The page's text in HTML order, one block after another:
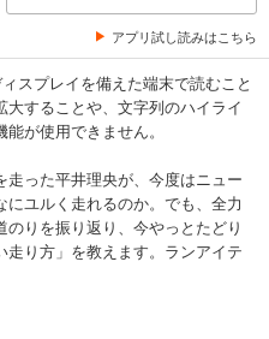
アプリ試し読みはこちら
スプレイを備えた端末で読むこと
することや、文字列のハイライ
が使用できません。
走った平井理央が、今度はニュー
ユルく走れるのか。でも、全力
りを振り返り、今やっとたどり
り方」を教えます。ランアイテ